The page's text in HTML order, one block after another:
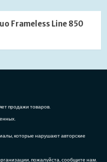
Frameless Line 850
продажи товаров.
которые нарушают авторские
пожалуйста, сообщите нам.